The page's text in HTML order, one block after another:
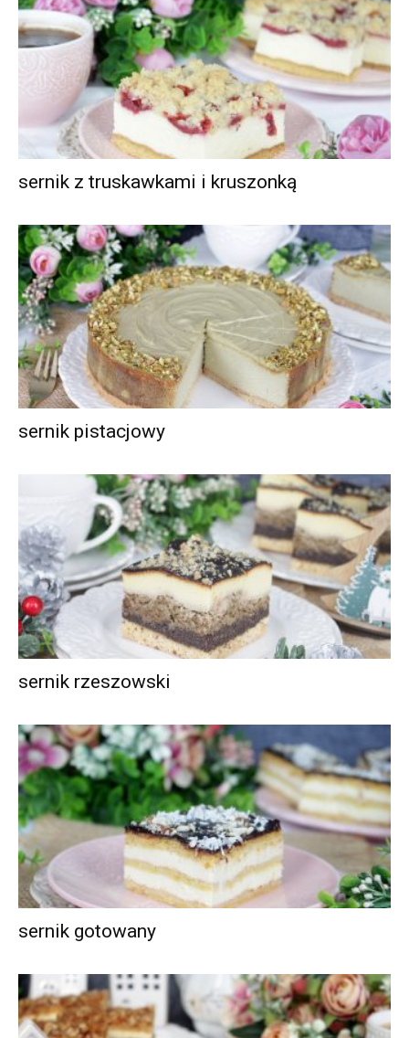
sernik z truskawkami i kruszonką
sernik pistacjowy
sernik rzeszowski
sernik gotowany